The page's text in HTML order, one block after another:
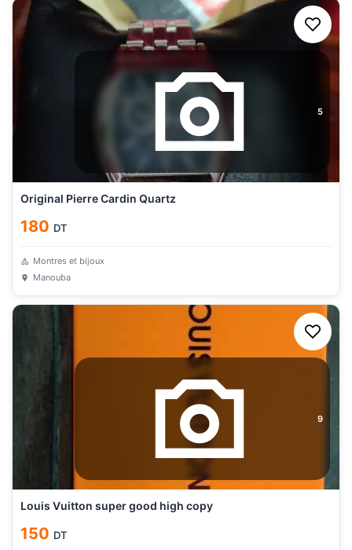
5
Original Pierre Cardin Quartz
180 DT
Montres et bijoux
Manouba
9
Louis Vuitton super good high copy
150 DT